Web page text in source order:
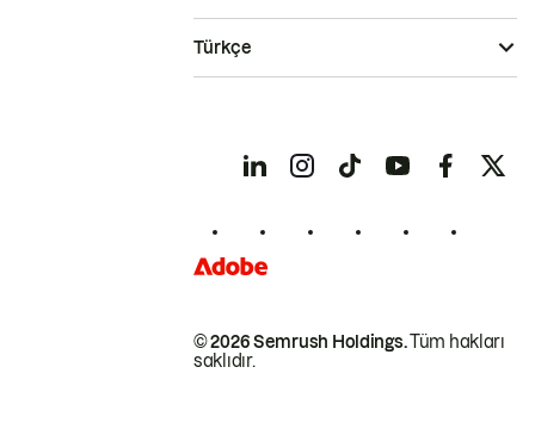
© 2026 Semrush Holdings.Tüm hakları
saklıdır.
Türkçe